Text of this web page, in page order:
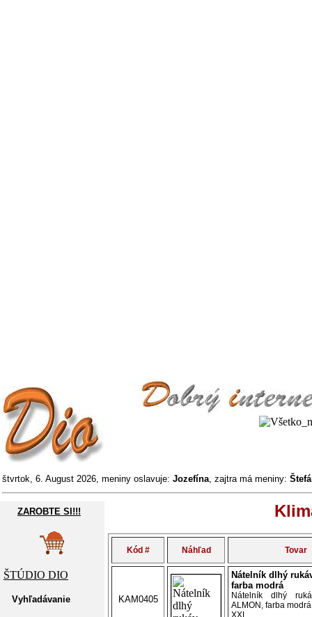
štvrtok, 6. August 2026, meniny oslavuje: Jozefína, zajtra má meniny:
ZAROBTE SI!!!
ŠTÚDIO DIO
Vyhľadávanie
Kód # Náhľad Tovar
KAM0405
Nátelník dlhý
farba modrá
Nátelník dlhý
ALMON, farba
XXL...